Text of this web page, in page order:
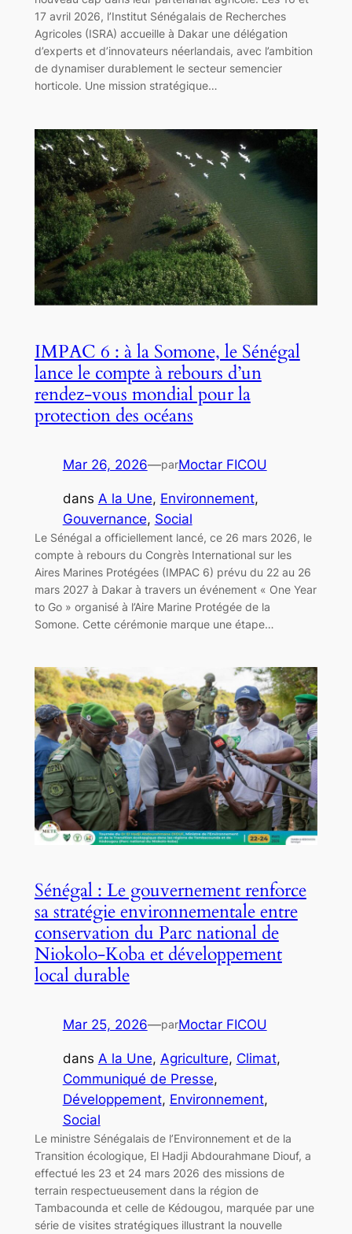
17 avril 2026, l’Institut Sénégalais de Recherches
Agricoles (ISRA) accueille à Dakar une délégation
d’experts et d’innovateurs néerlandais, avec l’ambition
de dynamiser durablement le secteur semencier
horticole. Une mission stratégique…
IMPAC 6 : à la Somone, le Sénégal
lance le compte à rebours d’un
rendez-vous mondial pour la
protection des océans
Mar 26, 2026—parMoctar FICOU
dans A la Une, Environnement
Gouvernance, Social
Le Sénégal a officiellement lancé, ce 26 mars 2026, le
compte à rebours du Congrès International sur les
Aires Marines Protégées (IMPAC 6) prévu du 22 au 26
mars 2027 à Dakar à travers un événement « One Year
to Go » organisé à l’Aire Marine Protégée de la
Somone. Cette cérémonie marque une étape…
Sénégal : Le gouvernement renforce
sa stratégie environnementale entre
conservation du Parc national de
Niokolo-Koba et développement
local durable
Mar 25, 2026—parMoctar FICOU
dans A la Une, Agriculture, Climat
Communiqué de Presse
Développement, Environnement
Social
Le ministre Sénégalais de l’Environnement et de la
Transition écologique, El Hadji Abdourahmane Diouf, a
effectué les 23 et 24 mars 2026 des missions de
terrain respectueusement dans la région de
Tambacounda et celle de Kédougou, marquée par une
série de visites stratégiques illustrant la nouvelle